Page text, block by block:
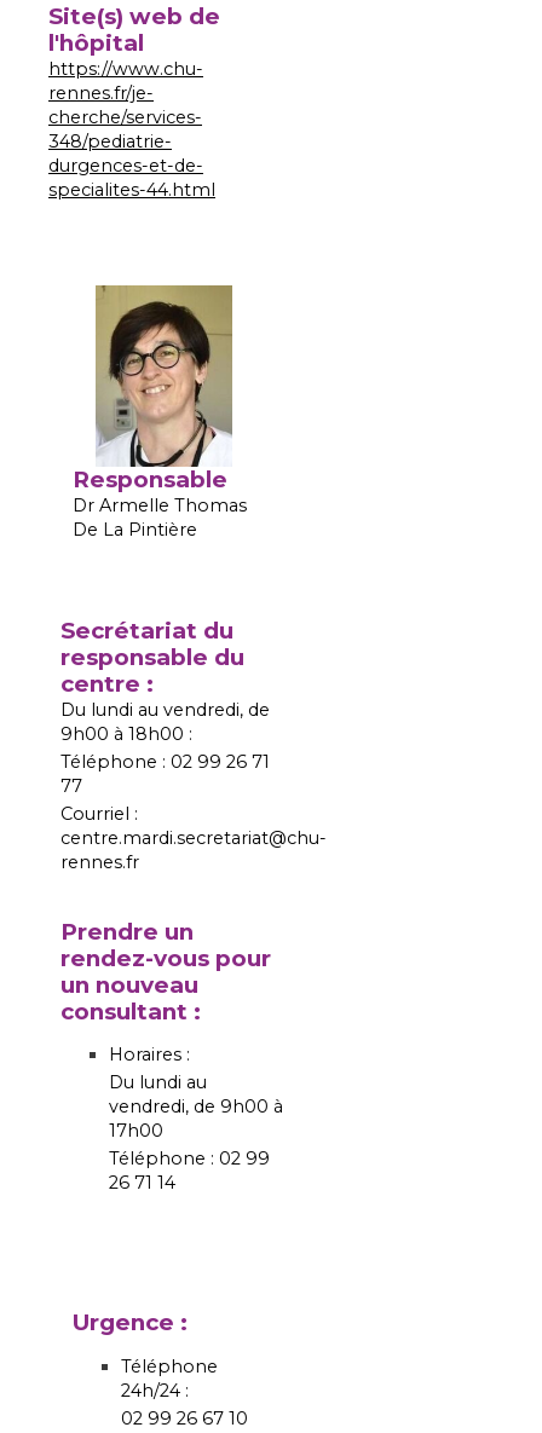
Site(s) web de
l'hôpital
https://www.chu-
rennes.fr/je-
cherche/services-
348/pediatrie-
durgences-et-de-
specialites-44.html
Responsable
Dr Armelle Thomas
De La Pintière
Secrétariat du
responsable du
centre :
Du lundi au vendredi, de
9h00 à 18h00 :
Téléphone : 02 99 26 71
77
Courriel :
centre.mardi.secretariat@chu-
rennes.fr
Prendre un
rendez-vous pour
un nouveau
consultant :
Horaires :
Du lundi au
vendredi, de 9h00 à
17h00
Téléphone : 02 99
26 71 14
Urgence :
Téléphone
24h/24 :
02 99 26 67 10